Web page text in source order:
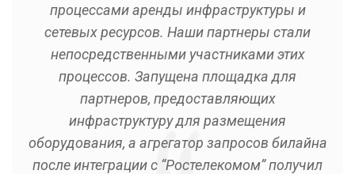
процессами аренды инфраструктуры и
сетевых ресурсов. Наши партнеры стали
непосредственными участниками этих
процессов. Запущена площадка для
партнеров, предоставляющих
инфраструктуру для размещения
оборудования, а агрегатор запросов билайна
после интеграции с “Ростелекомом” получил